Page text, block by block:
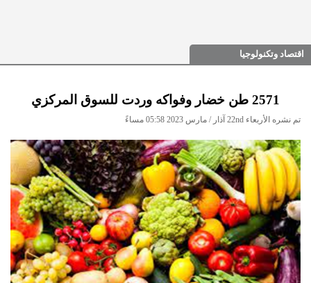
اقتصاد وتكنولوجيا
2571 طن خضار وفواكه وردت للسوق المركزي
تم نشره الأربعاء 22nd آذار / مارس 2023 05:58 مساءً